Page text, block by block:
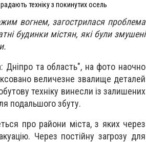
техніку з покинутих осель
вогнем, загострилася проблема
будинки містян, які були змушені
Дніпро та область", на фото наочно
величезне звалище деталей
техніку винесли із залишених
подальшого збуту.
про райони міста, з яких через
Через постійну загрозу для